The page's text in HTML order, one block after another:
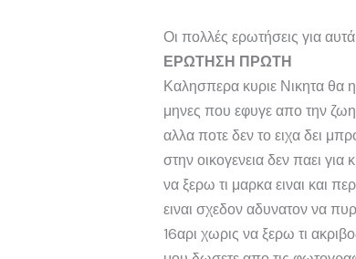
Οι πολλές ερωτήσεις για
ΕΡΩΤΗΣΗ ΠΡΩΤΗ
Καλησπερα κυριε Νικητα θα
μηνες που εφυγε απο την
αλλα ποτε δεν το ειχα δει
στην οικογενεια δεν παει
να ξερω τι μαρκα ειναι και
ειναι σχεδον αδυνατον να
16αρι χωρις να ξερω τι